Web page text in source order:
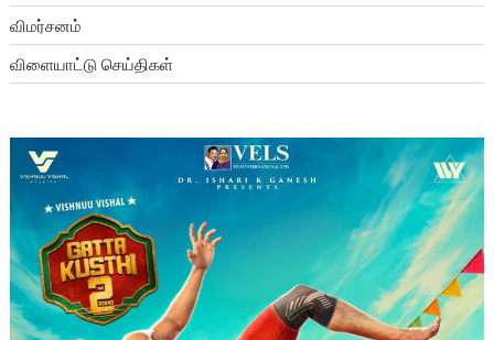
விமர்சனம்
விளையாட்டு செய்திகள்